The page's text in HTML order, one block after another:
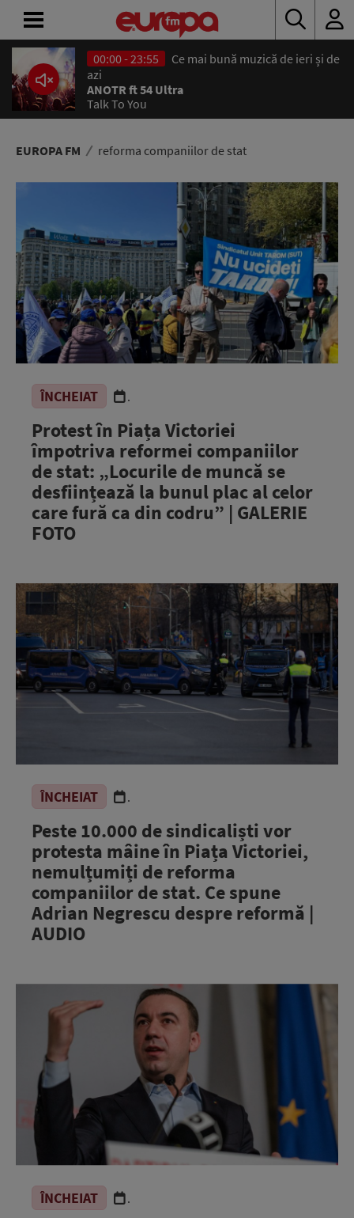
00:00 - 23:55
Ce mai bună muzică de ieri și de
azi
ANOTR ft 54 Ultra
Talk To You
EUROPA FM reforma companiilor de stat
ÎNCHEIAT .
Protest în Piața Victoriei
împotriva reformei companiilor
de stat: „Locurile de muncă se
desființează la bunul plac al celor
care fură ca din codru” | GALERIE
FOTO
ÎNCHEIAT .
Peste 10.000 de sindicaliști vor
protesta mâine în Piața Victoriei,
nemulțumiți de reforma
companiilor de stat. Ce spune
Adrian Negrescu despre reformă |
AUDIO
ÎNCHEIAT .
ACASĂ
ȘTIRI
RADIO
CONCURSURI
PODCAST
ASCULTĂ
LIVE